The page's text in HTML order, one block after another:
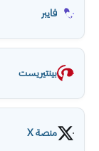
فايبر
بينتيريست
منصة X